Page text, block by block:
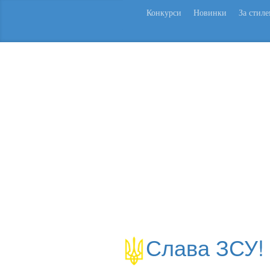
Конкурси Новинки За
Слава ЗСУ!